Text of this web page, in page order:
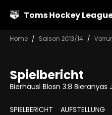
Toms Hockey
Home Saison 2013/14
Spielbericht
Bierhäusl Blosn 3:8 Bieranyas
SPIELBERICHT AUFSTELLUNG